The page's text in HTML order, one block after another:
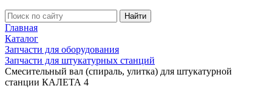
Найти
Главная
Каталог
Запчасти для оборудования
Запчасти для штукатурных станций
Смесительный вал (спираль, улитка) для штукатурной
станции КАЛЕТА 4